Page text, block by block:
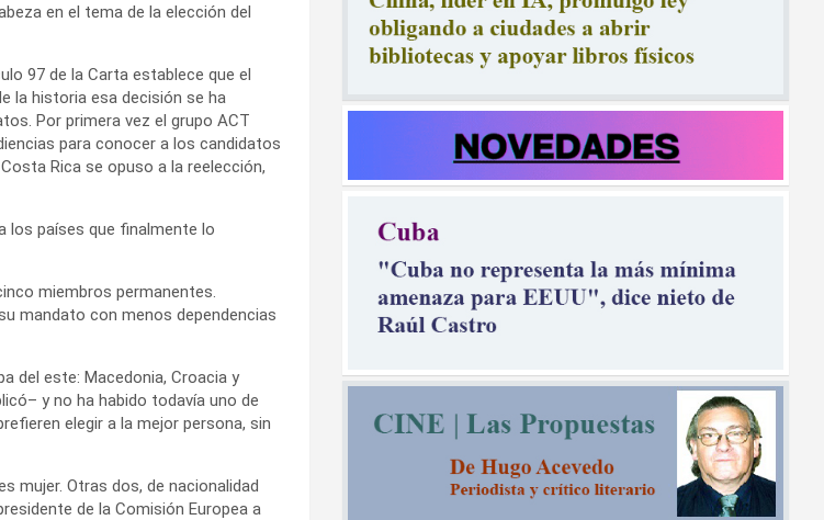
en el tema de la elección del
97 de la Carta establece que el
la historia esa decisión se ha
Por primera vez el grupo ACT
para conocer a los candidatos
Rica se opuso a la reelección,
los países que finalmente lo
miembros permanentes.
mandato con menos dependencias
del este: Macedonia, Croacia y
y no ha habido todavía uno de
elegir a la mejor persona, sin
mujer. Otras dos, de nacionalidad
de la Comisión Europea a